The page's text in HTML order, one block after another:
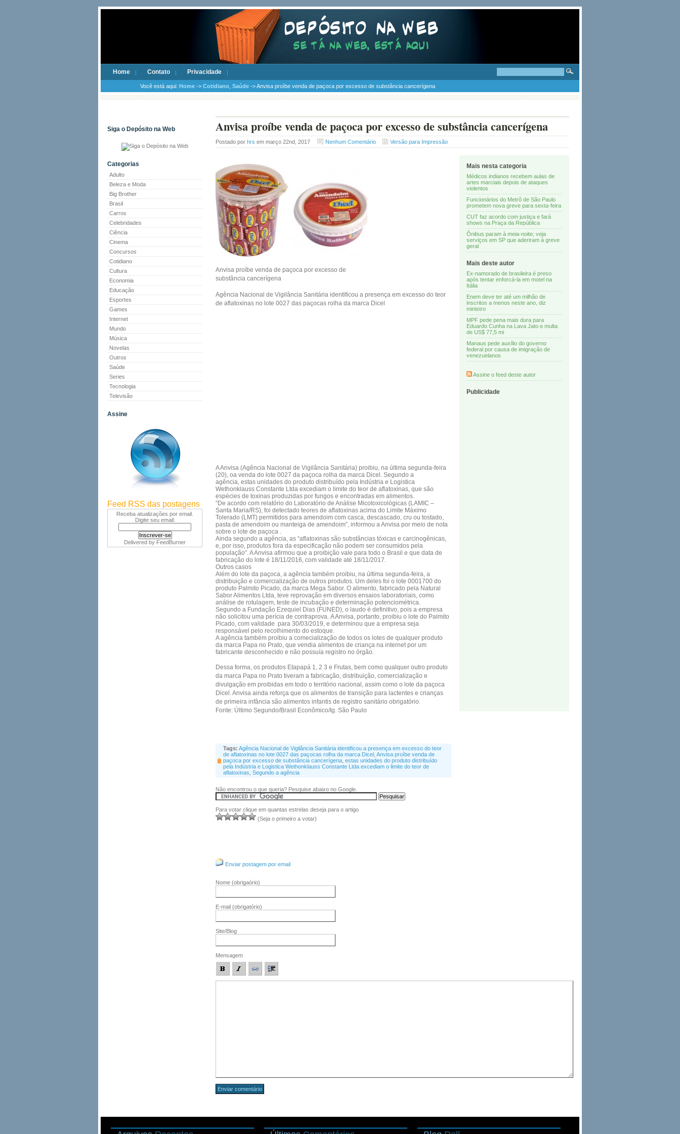
Home Contato Privacidade
Você está aqui: Home -> Cotidiano Saúde -> Anvisa proíbe venda de paçoca por excesso de substância cancerígena
Siga o Depósito na Web
Categorias
Adulto
Beleza e Moda
Big Brother
Brasil
Carros
Celebridades
Ciência
Cinema
Concursos
Cotidiano
Cultura
Economia
Educação
Esportes
Games
Internet
Mundo
Música
Novelas
Outros
Saúde
Series
Tecnologia
Televisão
Assine
Feed RSS das postagens
Receba atualizações por email.
Digite seu email:
Delivered by FeedBurner
Anvisa proíbe venda de paçoca por excesso de substância cancerígena
Postado por hrs em março 22nd, 2017 Nenhum Comentário Versão para Impressão
Anvisa proíbe venda de paçoca por excesso de
substância cancerígena
Agência Nacional de Vigilância Sanitária identificou a presença em excesso do teor
de aflatoxinas no lote 0027 das paçocas rolha da marca Dicel
A Anvisa (Agência Nacional de Vigilância Sanitária) proibiu, na última segunda-feira
(20), oa venda do lote 0027 da paçoca rolha da marca Dicel. Segundo a
agência, estas unidades do produto distribuído pela Indústria e Logistica
Wethonklauss Constante Ltda excediam o limite do teor de aflatoxinas, que são
espécies de toxinas produzidas por fungos e encontradas em alimentos.
“De acordo com relatório do Laboratório de Análise Micotoxicológicas (LAMIC –
Santa Maria/RS), foi detectado teores de aflatoxinas acima do Limite Máximo
Tolerado (LMT) permitidos para amendoim com casca, descascado, cru ou tostado,
pasta de amendoim ou manteiga de amendoim”, informou a Anvisa por meio de nota
sobre o lote de paçoca .
Ainda segundo a agência, as “aflatoxinas são substâncias tóxicas e carcinogênicas,
e, por isso, produtos fora da especificação não podem ser consumidos pela
população”. A Anvisa afirmou que a proibição vale para todo o Brasil e que data de
fabricação do lote é 18/11/2016, com validade até 18/11/2017.
Outros casos
Além do lote da paçoca, a agência também proibiu, na última segunda-feira, a
distribuição e comercialização de outros produtos. Um deles foi o lote 0001700 do
produto Palmito Picado, da marca Mega Sabor. O alimento, fabricado pela Natural
Sabor Alimentos Ltda, teve reprovação em diversos ensaios laboratoriais, como
análise de rotulagem, teste de incubação e determinação potenciométrica.
Segundo a Fundação Ezequiel Dias (FUNED), o laudo é definitivo, pois a empresa
não solicitou uma perícia de contraprova. A Anvisa, portanto, proibiu o lote do Palmito
Picado, com validade para 30/03/2019, e determinou que a empresa seja
responsável pelo recolhimento do estoque.
A agência também proibiu a comecialização de todos os lotes de qualquer produto
da marca Papa no Prato, que vendia alimentos de criança na internet por um
fabricante desconhecido e não possuía registro no órgão.
Dessa forma, os produtos Etapapá 1, 2 3 e Frutas, bem como qualquer outro produto
da marca Papa no Prato tiveram a fabricação, distribuição, comercialização e
divulgação em proibidas em todo o território nacional, assim como o lote da paçoca
Dicel. Anvisa ainda reforça que os alimentos de transição para lactentes e crianças
de primeira infância são alimentos infantis de registro sanitário obrigatório.
Fonte: Último Segundo/Brasil Econômico/Ig. São Paulo
Mais nesta categoria
Médicos indianos recebem aulas de
artes marciais depois de ataques
violentos
Funcionários do Metrô de São Paulo
prometem nova greve para sexta-feira
CUT faz acordo com justiça e fará
shows na Praça da República
Ônibus param à meia-noite; veja
serviços em SP que aderiram à greve
geral
Mais deste autor
Ex-namorado de brasileira é preso
após tentar enforcá-la em motel na
Itália
Enem deve ter até um milhão de
inscritos a menos neste ano, diz
ministro
MPF pede pena mais dura para
Eduardo Cunha na Lava Jato e multa
de US$ 77,5 mi
Manaus pede auxílio do governo
federal por causa de imigração de
venezuelanos
Assine o feed deste autor
Publicidade
Tags: Agência Nacional de Vigilância Sanitária identificou a presença em excesso do teor
de aflatoxinas no lote 0027 das paçocas rolha da marca Dicel Anvisa proíbe venda de
paçoca por excesso de substância cancerígena estas unidades do produto distribuído
pela Indústria e Logistica Wethonklauss Constante Ltda excediam o limite do teor de
aflatoxinas Segundo a agência
Não encontrou o que queria? Pesquise abaixo no Google.
Para votar clique em quantas estrelas deseja para o artigo
(Seja o primeiro a votar)
Enviar postagem por email
Nome (obrigaório)
E-mail (obrigatório)
Site/Blog
Mensagem